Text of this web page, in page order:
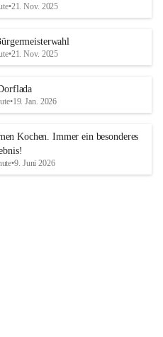
•21. Nov. 2025
•21. Nov. 2025
•19. Jan. 2026
Kochen. Immer ein besonderes
•9. Juni 2026